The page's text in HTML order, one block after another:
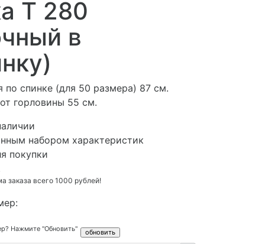
Т 280
в
по спинке (для 50 размера) 87 см.
горловины 55 см.
набором характеристик
покупки
заказа всего 1000 рублей!
Нажмите "Обновить"